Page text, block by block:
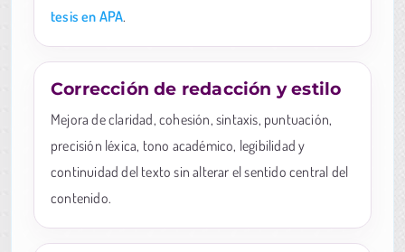
tesis en APA.
Corrección de redacción y estilo
Mejora de claridad, cohesión, sintaxis, puntuación,
precisión léxica, tono académico, legibilidad y
continuidad del texto sin alterar el sentido central del
contenido.